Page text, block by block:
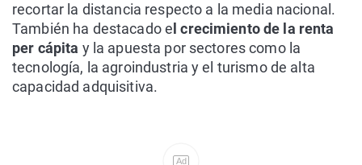
recortar la distancia respecto a la media nacional.
También ha destacado e l crecimiento de la renta
per cápita y la apuesta por sectores como la
tecnología, la agroindustria y el turismo de alta
capacidad adquisitiva.
Ad